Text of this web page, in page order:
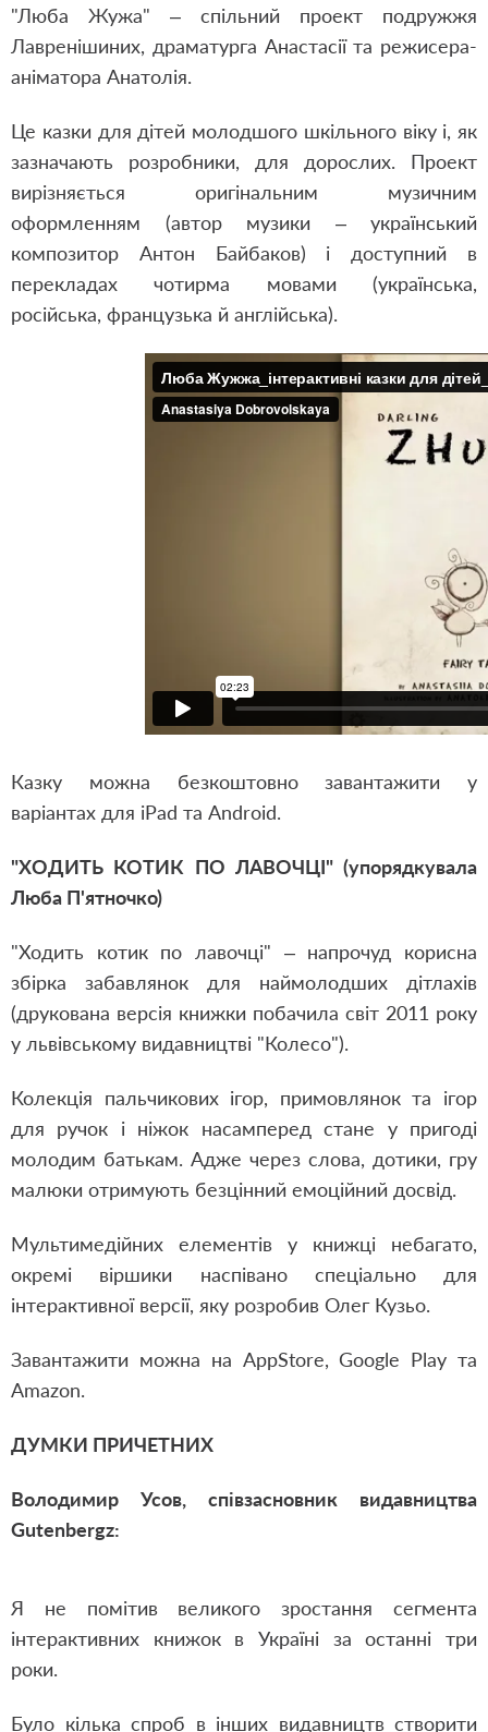
"Люба Жужа" – спільний проект подружжя
Лавренішиних, драматурга Анастасії та режисера-
аніматора Анатолія.
Це казки для дітей молодшого шкільного віку і, як
зазначають розробники, для дорослих. Проект
вирізняється оригінальним музичним
оформленням (автор музики – український
композитор Антон Байбаков) і доступний в
перекладах чотирма мовами (українська,
російська, французька й англійська).
Казку можна безкоштовно завантажити у
варіантах для iPad та Android.
"ХОДИТЬ КОТИК ПО ЛАВОЧЦІ" (упорядкувала
Люба П'ятночко)
"Ходить котик по лавочці" – напрочуд корисна
збірка забавлянок для наймолодших дітлахів
(друкована версія книжки побачила світ 2011 року
у львівському видавництві "Колесо").
Колекція пальчикових ігор, примовлянок та ігор
для ручок і ніжок насамперед стане у пригоді
молодим батькам. Адже через слова, дотики, гру
малюки отримують безцінний емоційний досвід.
Мультимедійних елементів у книжці небагато,
окремі віршики наспівано спеціально для
інтерактивної версії, яку розробив Олег Кузьо.
Завантажити можна на AppStore, Google Play та
Amazon.
ДУМКИ ПРИЧЕТНИХ
Володимир Усов, співзасновник видавництва
Gutenbergz:
Я не помітив великого зростання сегмента
інтерактивних книжок в Україні за останні три
роки.
Було кілька спроб в інших видавництв створити